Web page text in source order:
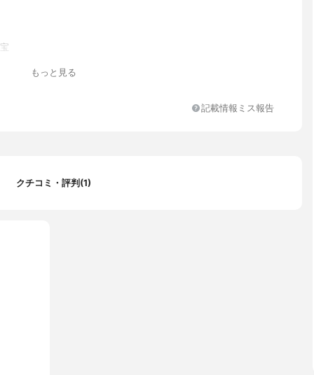
もっと見る
記載情報ミス報告
クチコミ・評判(1)